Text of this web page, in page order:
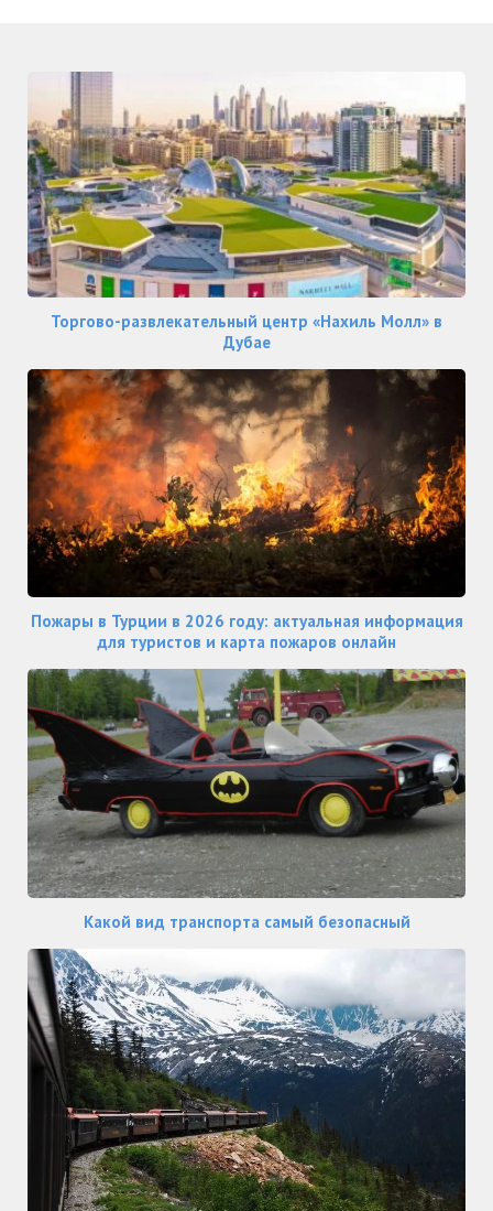
Торгово-развлекательный центр «Нахиль Молл» в
Дубае
Пожары в Турции в 2026 году: актуальная информация
для туристов и карта пожаров онлайн
Какой вид транспорта самый безопасный